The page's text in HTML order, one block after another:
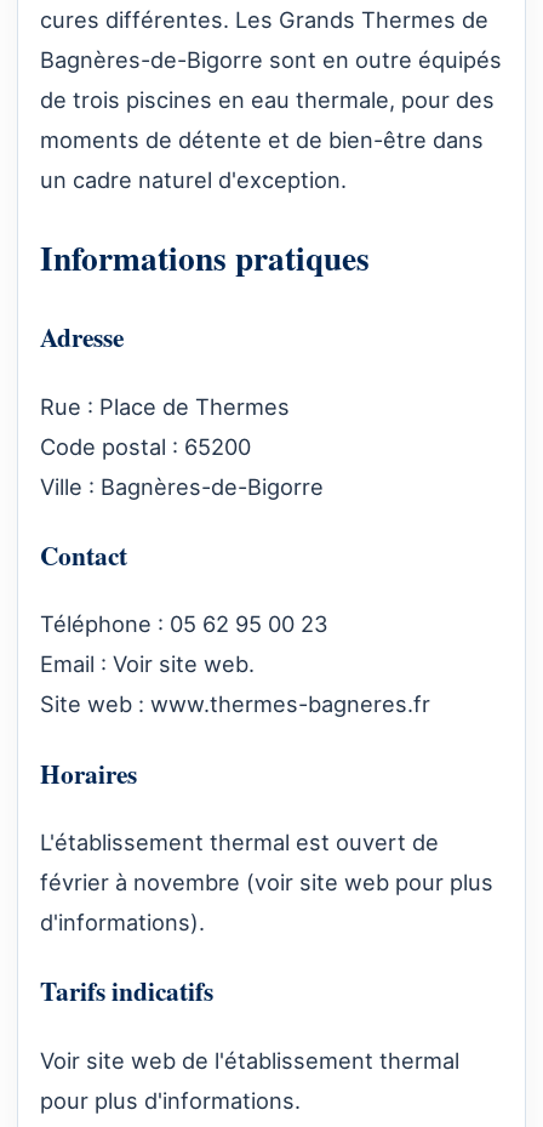
cures différentes. Les Grands Thermes de
Bagnères-de-Bigorre sont en outre équipés
de trois piscines en eau thermale, pour des
moments de détente et de bien-être dans
un cadre naturel d'exception.
Informations pratiques
Adresse
Rue : Place de Thermes
Code postal : 65200
Ville : Bagnères-de-Bigorre
Contact
Téléphone : 05 62 95 00 23
Email : Voir site web.
Site web : www.thermes-bagneres.fr
Horaires
L'établissement thermal est ouvert de
février à novembre (voir site web pour plus
d'informations).
Tarifs indicatifs
Voir site web de l'établissement thermal
pour plus d'informations.